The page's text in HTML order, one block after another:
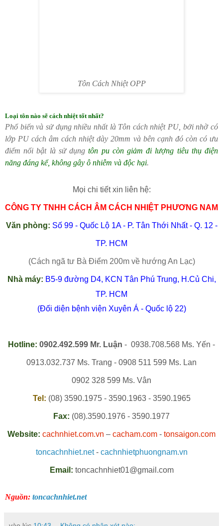
Tôn Cách Nhiệt OPP
Loại tôn nào sẽ cách nhiệt tốt nhất?
Phổ biến và sử dụng nhiều nhất là Tôn cách nhiệt PU, bởi nhờ có
lớp PU cách âm cách nhiệt dày 20mm và bên cạnh đó còn có ưu
điểm nổi bật là sử dụngtôn pu còn giảm đi lượng tiêu thụ điện
năng đáng kể, không gây ô nhiễm và độc hại.
Mọi chi tiết xin liên hệ:
CÔNG TY TNHH CÁCH ÂM CÁCH NHIỆT PHƯƠNG NAM
Văn phòng: Số 99 - Quốc Lộ 1A - P. Tân Thới Nhất - Q. 12 -
TP. HCM
(Cách ngã tư Bà Điểm 200m về hướng An Lạc)
Nhà máy: B5-9 đường D4, KCN Tân Phú Trung, H.Củ Chi,
TP. HCM
(Đối diện bệnh viện Xuyên Á - Quốc lộ 22)
Hotline: 0902.492.599 Mr. Luận - 0938.708.568 Ms. Yến -
0913.032.737 Ms. Trang - 0908 511 599 Ms. Lan
0902 328 599 Ms. Vân
Tel: (08) 3590.1975 - 3590.1963 - 3590.1965
Fax: (08).3590.1976 - 3590.1977
Website: cachnhiet.com.vn – cacham.com - tonsaigon.com
toncachnhiet.net- cachnhietphuongnam.vn
Email: toncachnhiet01@gmail.com
Nguồn: toncachnhiet.net